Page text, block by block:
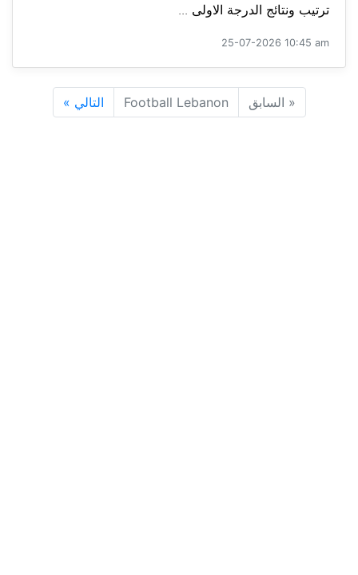
ترتيب ونتائج الدرجة الاولى ...
25-07-2026 10:45 am
« السابق Football Lebanon التالي »